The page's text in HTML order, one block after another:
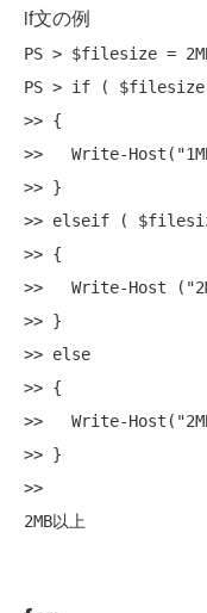
if文の例
PS > $filesize =
PS > if ( $filesize
>> {
>>   Write-
>> }
>> elseif (
>> {
>>   Write-Host
>> }
>> else
>> {
>>   Write-
>> }
>>